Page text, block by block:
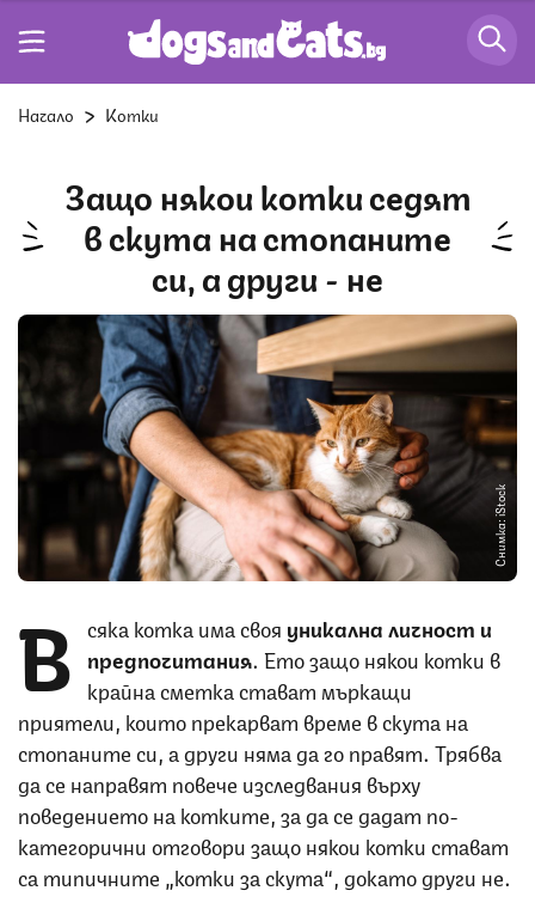
Начало Котки
Защо някои котки седят
в скута на стопаните
си, а други - не
Снимка: iStock
В сяка котка има своя уникална личност и
предпочитания. Ето защо някои котки в
крайна сметка стават мъркащи
приятели, които прекарват време в скута на
стопаните си, а други няма да го правят. Трябва
да се направят повече изследвания върху
поведението на котките, за да се дадат по-
категорични отговори защо някои котки стават
са типичните „котки за скута“, докато други не.